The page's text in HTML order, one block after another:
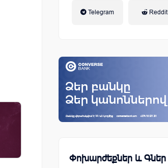
Telegram Reddit
Փոխարժեքներ և Գներ